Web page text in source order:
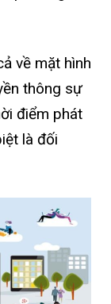
về mặt hình
thông sự
điểm phát
là đối